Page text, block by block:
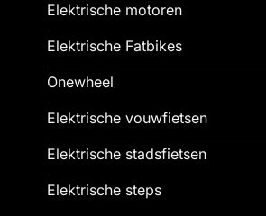
Elektrische motoren
Elektrische Fatbikes
Onewheel
Elektrische vouwfietsen
Elektrische stadsfietsen
Elektrische steps